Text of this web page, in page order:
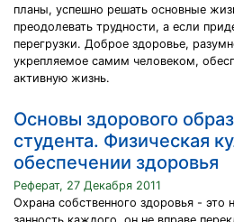
планы, успешно решать основные
преодолевать трудности, а если
перегрузки. Доброе здоровье,
укрепляемое самим человеком,
активную жизнь.
Основы здорового
студента. Физическая
обеспечении здоровья
Реферат, 27 Декабря 2011
Охрана собственного здоровья - это